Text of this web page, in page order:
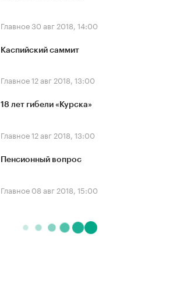
Главное30 авг 2018, 14:00
Каспийский саммит
Главное12 авг 2018, 13:00
18 лет гибели «Курска»
Главное12 авг 2018, 13:00
Пенсионный вопрос
Главное 08 авг 2018, 15:00